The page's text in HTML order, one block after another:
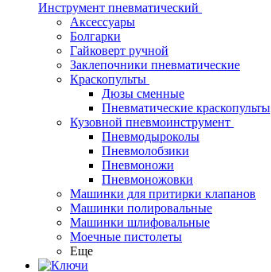
Инструмент пневматический
Аксессуары
Болгарки
Гайковерт ручной
Заклепочники пневматические
Краскопульты
Дюзы сменные
Пневматические краскопульты
Кузовной пневмоинструмент
Пневмодыроколы
Пневмолобзики
Пневмоножи
Пневмоножовки
Машинки для притирки клапанов
Машинки полировальные
Машинки шлифовальные
Моечные пистолеты
Еще